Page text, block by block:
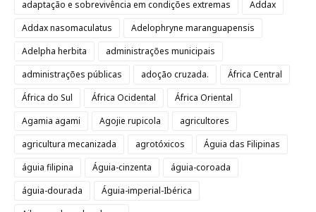
adaptação e sobrevivência em condições extremas
Addax
Addax nasomaculatus
Adelophryne maranguapensis
Adelpha herbita
administrações municipais
administrações públicas
adoção cruzada.
África Central
África do Sul
África Ocidental
África Oriental
Agamia agami
Agojie rupicola
agricultores
agricultura mecanizada
agrotóxicos
Águia das Filipinas
águia filipina
Águia-cinzenta
águia-coroada
águia-dourada
Águia-imperial-Ibérica